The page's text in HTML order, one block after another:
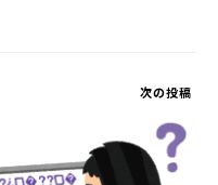
次の投稿